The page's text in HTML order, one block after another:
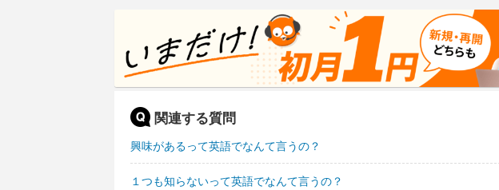
関連する質問
興味があるって英語でなんて言うの？
１つも知らないって英語でなんて言うの？